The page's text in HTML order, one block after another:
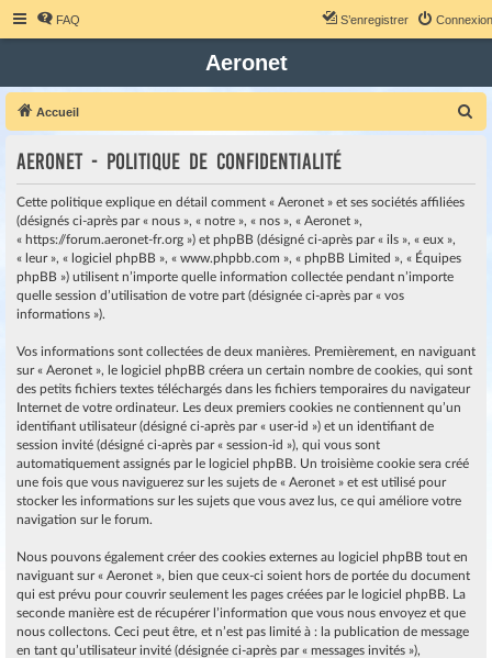
FAQ Connexion
S’enregistrer
Aeronet
Accueil
r
Aeronet - Politique de confidentialité
Cette politique explique en détail comment « Aeronet » et ses sociétés affiliées
(désignés ci-après par « nous », « notre », « nos », « Aeronet »,
« https://forum.aeronet-fr.org ») et phpBB (désigné ci-après par « ils », « eux »,
« leur », « logiciel phpBB », « www.phpbb.com », « phpBB Limited », « Équipes
phpBB ») utilisent n’importe quelle information collectée pendant n’importe
quelle session d’utilisation de votre part (désignée ci-après par « vos
informations »).
Vos informations sont collectées de deux manières. Premièrement, en naviguant
sur « Aeronet », le logiciel phpBB créera un certain nombre de cookies, qui sont
des petits fichiers textes téléchargés dans les fichiers temporaires du navigateur
Internet de votre ordinateur. Les deux premiers cookies ne contiennent qu’un
identifiant utilisateur (désigné ci-après par « user-id ») et un identifiant de
session invité (désigné ci-après par « session-id »), qui vous sont
automatiquement assignés par le logiciel phpBB. Un troisième cookie sera créé
une fois que vous naviguerez sur les sujets de « Aeronet » et est utilisé pour
stocker les informations sur les sujets que vous avez lus, ce qui améliore votre
navigation sur le forum.
Nous pouvons également créer des cookies externes au logiciel phpBB tout en
naviguant sur « Aeronet », bien que ceux-ci soient hors de portée du document
qui est prévu pour couvrir seulement les pages créées par le logiciel phpBB. La
seconde manière est de récupérer l’information que vous nous envoyez et que
nous collectons. Ceci peut être, et n’est pas limité à : la publication de message
en tant qu’utilisateur invité (désignée ci-après par « messages invités »),